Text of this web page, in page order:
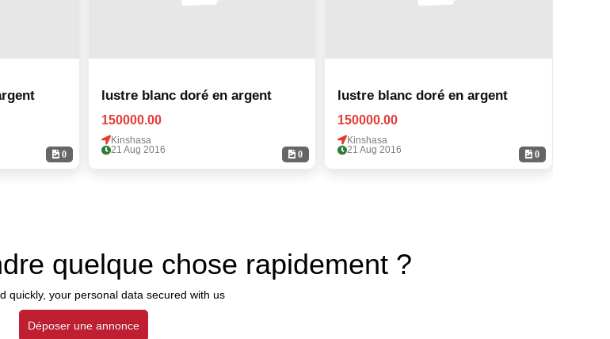
0 0
lustre blanc doré en argent
150000.00
Kinshasa
21 Aug 2016
0
lustre blanc doré en argent
150000.00
Kinshasa
21 Aug 2016
quelque chose rapidement ?
quickly, your personal data secured with us
Déposer une annonce